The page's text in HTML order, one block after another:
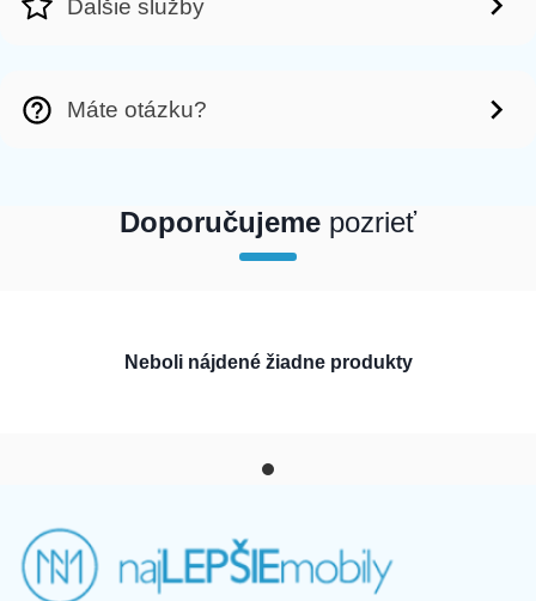
Ďalšie služby
Máte otázku?
Doporučujeme pozrieť
Neboli nájdené žiadne produkty